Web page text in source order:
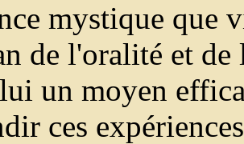
mystique que
de l'oralité et
un moyen
ces